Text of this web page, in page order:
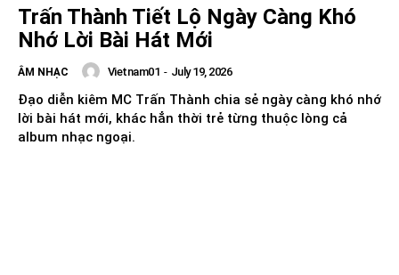
Trấn Thành Tiết Lộ Ngày Càng Khó
Nhớ Lời Bài Hát Mới
ÂM NHẠC Vietnam01 - July 19, 2026
Đạo diễn kiêm MC Trấn Thành chia sẻ ngày càng khó nhớ
lời bài hát mới, khác hẳn thời trẻ từng thuộc lòng cả
album nhạc ngoại.